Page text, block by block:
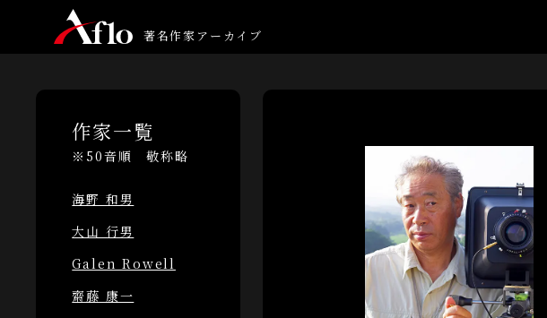
著名作家アーカイブ
作家一覧
※50音順 敬称略
海野 和男
大山 行男
Galen Rowell
齋藤 康一